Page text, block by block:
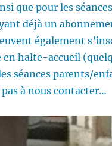
que pour les
déjà un
également
en halte-accueil
séances parents/
à nous contacter…